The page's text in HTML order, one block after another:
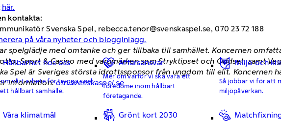
Hållbarhet hos oss
vårt arbete för trygga spel
hållbart samhälle.
Affärsansvar
Mer om varför vi ska vara ett
föredöme inom hållbart
företagande.
Miljö och
Så jobbar vi för att
miljöpåverkan.
Våra klimatmål Grönt kort 2030
här.
kontakta:
Svenska Spel, rebecca.tenor@svenskaspel.se, 070 23 72 188
på våra nyheter och blogginlägg.
spelglädje med omtanke och ger tillbaka till samhället. Koncernen
Sport & Casino med varumärken som Stryktipset och Oddset, samt
Spel är Sveriges största idrottssponsor från ungdom till elit. Koncernen
information:om.svenskaspel.se